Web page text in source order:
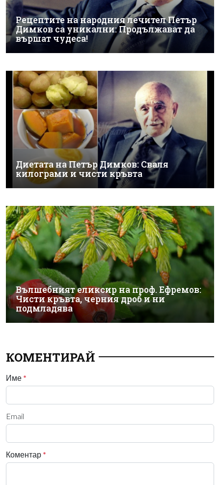
Рецептите на народния лечител Петър
Димков са уникални: Продължават да
вършат чудеса!
Диетата на Петър Димков: Сваля
килограми и чисти кръвта
Вълшебният еликсир на проф. Ефремов:
Чисти кръвта, черния дроб и ни
подмладява
КОМЕНТИРАЙ
Име *
Email
Коментар *